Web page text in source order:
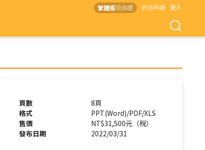
繁體版简体版 評估申請 登入
頁數
8頁
格式
PPT(Word)/PDF/XLS
售價
NT$31,500元（稅）
發布日期
2022/03/31